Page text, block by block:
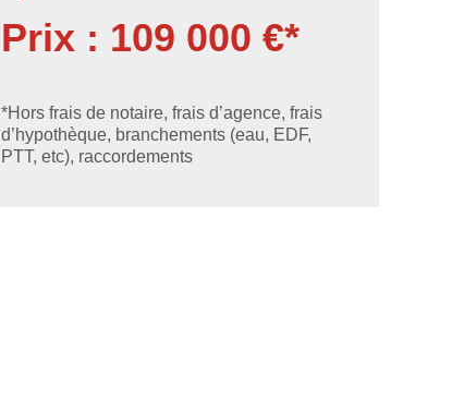
Prix : 109 000 €*
*Hors frais de notaire, frais d’agence, frais
d’hypothèque, branchements (eau, EDF,
PTT, etc), raccordements